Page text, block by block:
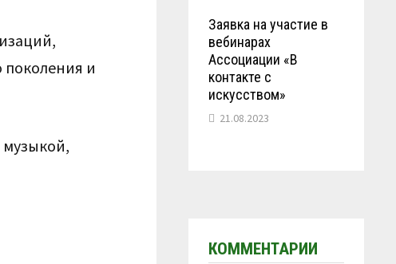
и
музыкой,
Заявка на участие в
вебинарах
Ассоциации «В
контакте с
искусством»
21.08.2023
КОММЕНТАРИИ